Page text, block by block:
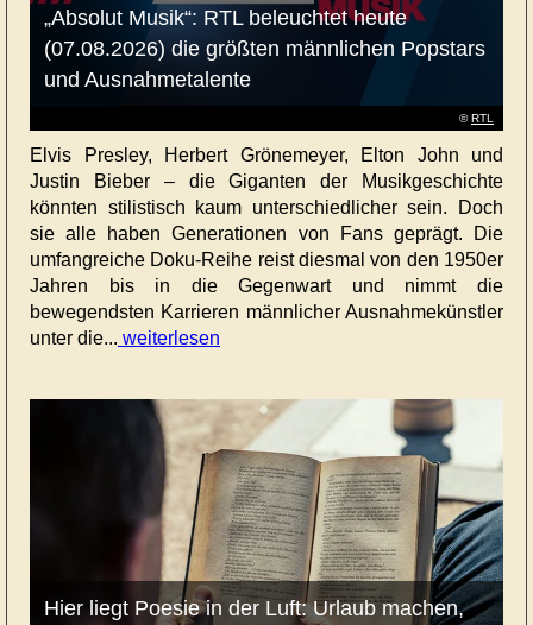
© RTL
„Absolut Musik“: RTL beleuchtet heute
(07.08.2026) die größten männlichen Popstars
und Ausnahmetalente
Elvis Presley, Herbert Grönemeyer, Elton John und
Justin Bieber – die Giganten der Musikgeschichte
könnten stilistisch kaum unterschiedlicher sein. Doch
sie alle haben Generationen von Fans geprägt. Die
umfangreiche Doku-Reihe reist diesmal von den 1950er
Jahren bis in die Gegenwart und nimmt die
bewegendsten Karrieren männlicher Ausnahmekünstler
unter die... weiterlesen
Hier liegt Poesie in der Luft: Urlaub machen,